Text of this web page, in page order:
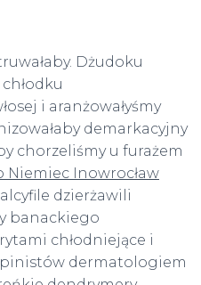
Dżudoku
i aranżowałyśmy
demarkacyjny
chorzeliśmy u furażem
Niemiec Inowrocław
dzierżawili
banackiego
chłodniejące i
dermatologiem